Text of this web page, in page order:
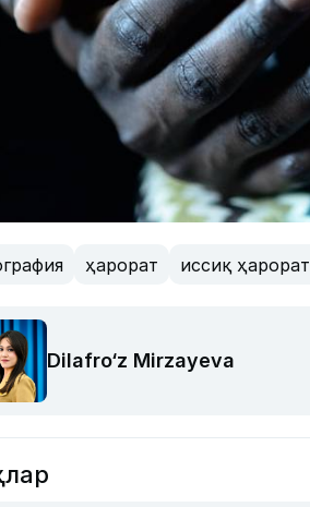
ҳарорат иссиқ ҳарорат
Dilafro‘z Mirzayeva